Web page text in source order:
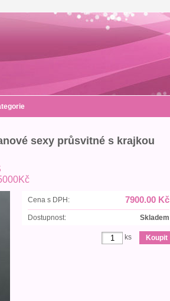
sexy průsvitné s krajkou
Cena s DPH: 7900.00 Kč
Dostupnost: Skladem
ks